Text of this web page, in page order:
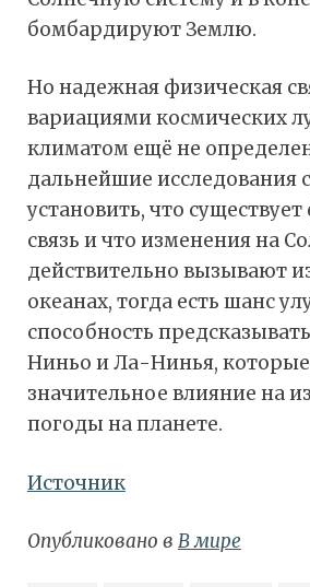
бомбардируют Землю.
Но надежная физическая
вариациями космических
климатом ещё не
дальнейшие исследования
установить, что
связь и что изменения на
действительно вызывают
океанах, тогда есть шанс
способность
Ниньо и Ла-Нинья,
значительное влияние на
погоды на планете.
Источник
Опубликовано в В мире